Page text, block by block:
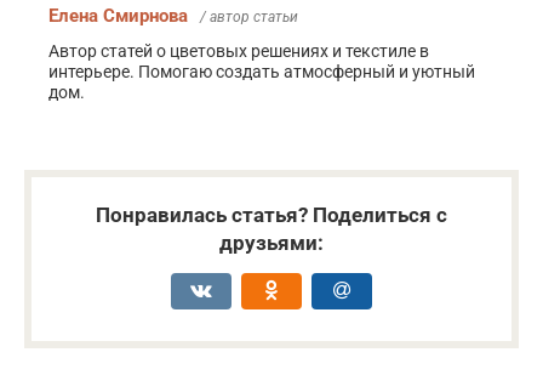
Елена Смирнова / автор статьи
Автор статей о цветовых решениях и текстиле в
интерьере. Помогаю создать атмосферный и уютный
дом.
Понравилась статья? Поделиться с
друзьями: